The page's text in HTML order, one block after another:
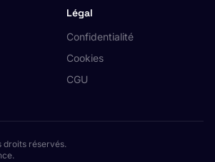
Légal
Confidentialité
Cookies
CGU
droits réservés.